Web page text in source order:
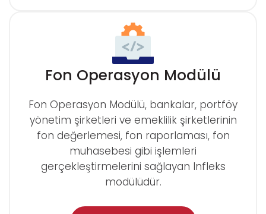
Fon Operasyon Modülü
Fon Operasyon Modülü, bankalar, portföy
yönetim şirketleri ve emeklilik şirketlerinin
fon değerlemesi, fon raporlaması, fon
muhasebesi gibi işlemleri
gerçekleştirmelerini sağlayan Infleks
modülüdür.